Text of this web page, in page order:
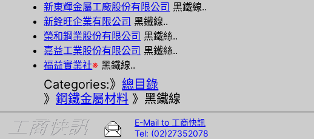
新東輝金屬工廠股份有限公司 黑鐵線..
新銓旺企業有限公司 黑鐵線..
榮和鋼業股份有限公司 黑鐵絲..
嘉益工業股份有限公司 黑鐵絲..
福益實業社※黑鐵線..
Categories:》 總目錄
》鋼鐵金屬材料 》黑鐵線
E-Mail to 工商快訊
Tel: (02)27352078